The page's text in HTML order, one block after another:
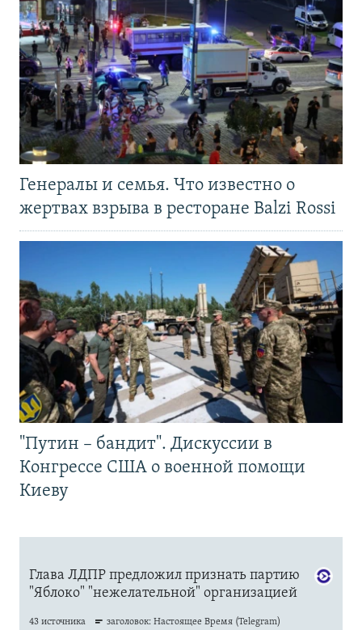
Генералы и семья. Что известно о
жертвах взрыва в ресторане Balzi Rossi
"Путин – бандит". Дискуссии в
Конгрессе США о военной помощи
Киеву